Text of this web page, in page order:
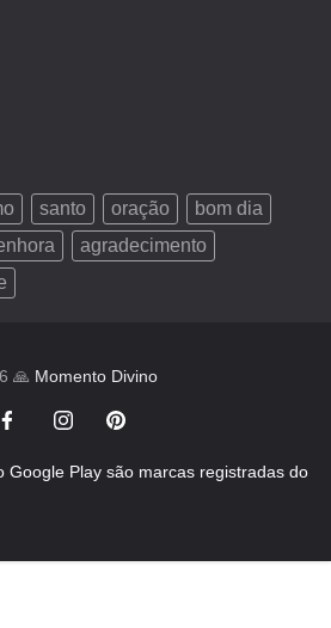
santo oração
bom dia
agradecimento
🙏 Momento Divino
Google Play são marcas registradas do